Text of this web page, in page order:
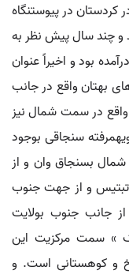
در پیوستنگاه
و چند سال پیش نظر به
بود و اخیراً عنوان
بهتان واقع در جانب
در سمت شمال نیز
سنجاقی بوجود
بسنجاق وان و از
و از جهت جنوب
از جانب جنوب بولایت
» سمت مرکزیت این
و کوهستانی است. و